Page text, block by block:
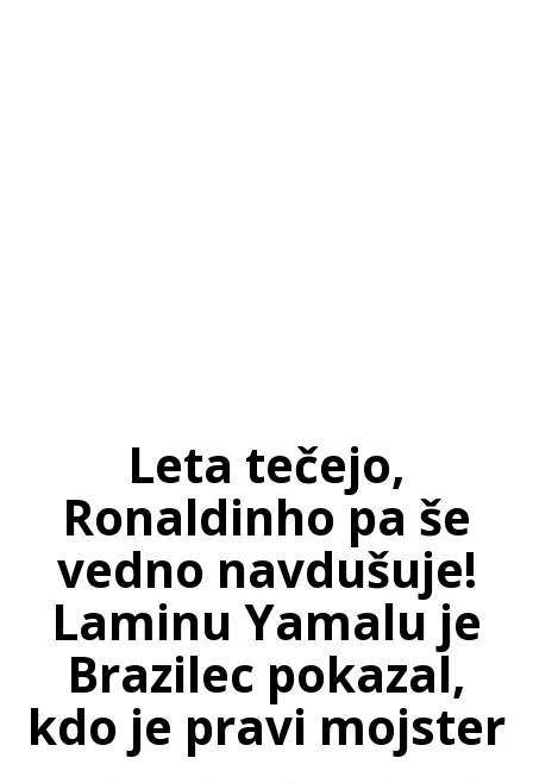
Leta tečejo,
Ronaldinho pa še
vedno navdušuje!
Laminu Yamalu je
Brazilec pokazal,
kdo je pravi mojster